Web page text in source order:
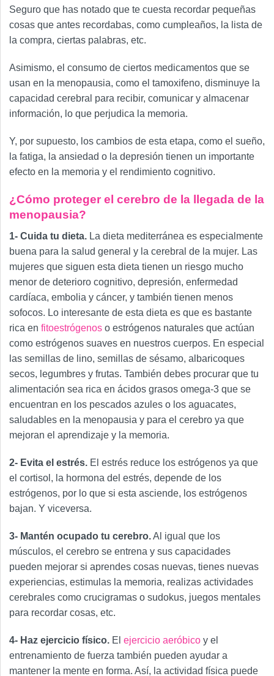
Seguro que has notado que te cuesta recordar pequeñas
cosas que antes recordabas, como cumpleaños, la lista de
la compra, ciertas palabras, etc.
Asimismo, el consumo de ciertos medicamentos que se
usan en la menopausia, como el tamoxifeno, disminuye la
capacidad cerebral para recibir, comunicar y almacenar
información, lo que perjudica la memoria.
Y, por supuesto, los cambios de esta etapa, como el sueño,
la fatiga, la ansiedad o la depresión tienen un importante
efecto en la memoria y el rendimiento cognitivo.
¿Cómo proteger el cerebro de la llegada de la
menopausia?
1- Cuida tu dieta. La dieta mediterránea es especialmente
buena para la salud general y la cerebral de la mujer. Las
mujeres que siguen esta dieta tienen un riesgo mucho
menor de deterioro cognitivo, depresión, enfermedad
cardíaca, embolia y cáncer, y también tienen menos
sofocos. Lo interesante de esta dieta es que es bastante
rica en fitoestrógenos o estrógenos naturales que actúan
como estrógenos suaves en nuestros cuerpos. En especial
las semillas de lino, semillas de sésamo, albaricoques
secos, legumbres y frutas. También debes procurar que tu
alimentación sea rica en ácidos grasos omega-3 que se
encuentran en los pescados azules o los aguacates,
saludables en la menopausia y para el cerebro ya que
mejoran el aprendizaje y la memoria.
2- Evita el estrés. El estrés reduce los estrógenos ya que
el cortisol, la hormona del estrés, depende de los
estrógenos, por lo que si esta asciende, los estrógenos
bajan. Y viceversa.
3- Mantén ocupado tu cerebro.Al igual que los
músculos, el cerebro se entrena y sus capacidades
pueden mejorar si aprendes cosas nuevas, tienes nuevas
experiencias, estimulas la memoria, realizas actividades
cerebrales como crucigramas o sudokus, juegos mentales
para recordar cosas, etc.
4- Haz ejercicio físico. El ejercicio aeróbico y el
entrenamiento de fuerza también pueden ayudar a
mantener la mente en forma. Así, la actividad física puede